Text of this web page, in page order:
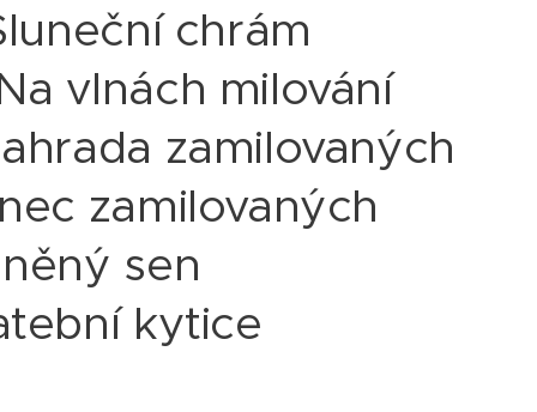
chrám
vlnách milování
zamilovaných
zamilovaných
sen
kytice